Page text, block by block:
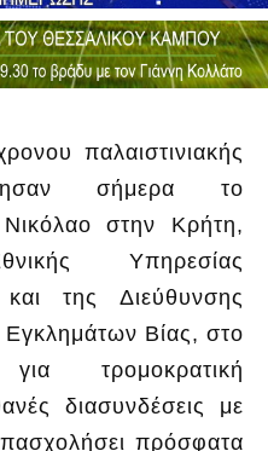
παλαιστινιακής
σήμερα το
στην Κρήτη,
Υπηρεσίας
της Διεύθυνσης
Εγκλημάτων Βίας, στο
τρομοκρατική
διασυνδέσεις με
πρόσφατα